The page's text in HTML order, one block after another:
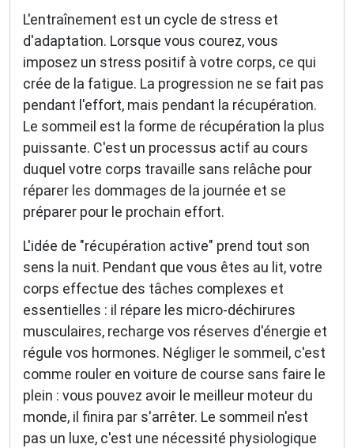
L'entraînement est un cycle de stress et
d'adaptation. Lorsque vous courez, vous
imposez un stress positif à votre corps, ce qui
crée de la fatigue. La progression ne se fait pas
pendant l'effort, mais pendant la récupération.
Le sommeil est la forme de récupération la plus
puissante. C'est un processus actif au cours
duquel votre corps travaille sans relâche pour
réparer les dommages de la journée et se
préparer pour le prochain effort.
L'idée de "récupération active" prend tout son
sens la nuit. Pendant que vous êtes au lit, votre
corps effectue des tâches complexes et
essentielles : il répare les micro-déchirures
musculaires, recharge vos réserves d'énergie et
régule vos hormones. Négliger le sommeil, c'est
comme rouler en voiture de course sans faire le
plein : vous pouvez avoir le meilleur moteur du
monde, il finira par s'arrêter. Le sommeil n'est
pas un luxe, c'est une nécessité physiologique